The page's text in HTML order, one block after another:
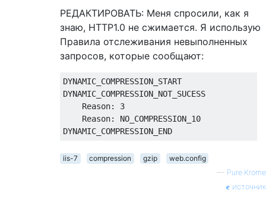
РЕДАКТИРОВАТЬ: Меня спросили, как я
знаю, HTTP1.0 не сжимается. Я использую
Правила отслеживания невыполненных
запросов, которые сообщают:
DYNAMIC_COMPRESSION_START
DYNAMIC_COMPRESSION_NOT_SUCESS
    Reason: 3
    Reason: NO_COMPRESSION_10
iis-7 compression gzip
web.config
— Pure.Krome
источник